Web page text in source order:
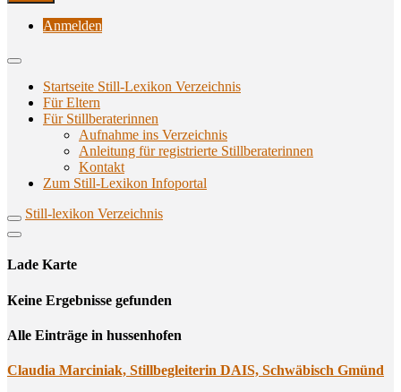
Anmelden
Startseite Still-Lexikon Verzeichnis
Für Eltern
Für Stillberaterinnen
Aufnahme ins Verzeichnis
Anlei­tung für regis­trier­te Stillberaterinnen
Kon­takt
Zum Still-Lexikon Infoportal
Still-lexikon Verzeichnis
Lade Karte
Кeine Ergebnisse gefunden
Alle Einträge in hussenhofen
Clau­dia Mar­ci­ni­ak, Still­be­glei­te­rin DAIS, Schwä­bisch Gmünd